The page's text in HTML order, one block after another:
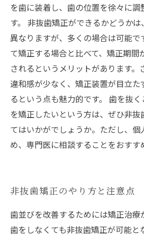
を歯に装着し、歯の位置を徐々に調
す。 非抜歯矯正ができるかどうか
異なりますが、多くの場合は可能で
て矯正する場合と比べて、矯正期間
されるというメリットがあります。
違和感が少なく、矯正装置が目立
るという点も魅力的です。 歯を抜
を矯正したいという方は、ぜひ非
てはいかがでしょうか。ただし、個
め、専門医に相談することをおすす
非抜歯矯正のやり方と注意点
歯並びを改善するためには矯正治療
歯をしなくても非抜歯矯正が可能と